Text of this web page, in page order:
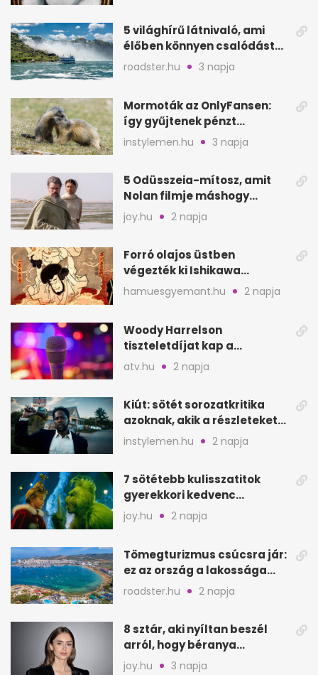
5 világhírű látnivaló, ami
élőben könnyen csalódást
okozhat
roadster.hu 3 napja
Mormoták az OnlyFansen:
így gyűjtenek pénzt
amerikai kutatók
instylemen.hu 3 napja
5 Odüsszeia-mítosz, amit
Nolan filmje máshogy
mutat, mint Homérosz
joy.hu 2 napja
Forró olajos üstben
végezték ki Ishikawa
Goemont, Japán Robin
Hoodját
hamuesgyemant.hu 2 napja
Woody Harrelson
tiszteletdíjat kap a
Szarajevói Filmfesztiválon
atv.hu 2 napja
Kiút: sötét sorozatkritika
azoknak, akik a részleteket
keresik
instylemen.hu 2 napja
7 sötétebb kulisszatitok
gyerekkori kedvenc
filmjeinkről a Joy szerint
joy.hu 2 napja
Tömegturizmus csúcsra jár:
ez az ország a lakossága
kétszeresét fogadja
roadster.hu 2 napja
8 sztár, aki nyíltan beszél
arról, hogy béranya
segítette a családalapítást
joy.hu 3 napja